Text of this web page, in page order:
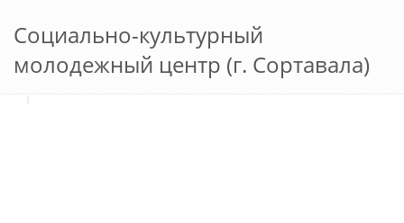
Социально-культурный
молодежный центр (г. Сортавала)